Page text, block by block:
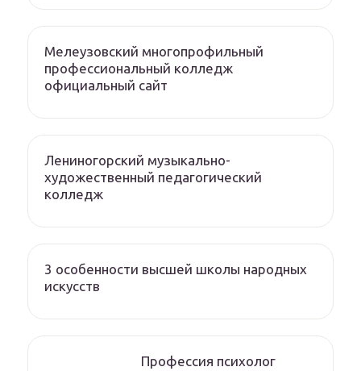
Мелеузовский многопрофильный
профессиональный колледж
официальный сайт
Лениногорский музыкально-
художественный педагогический
колледж
3 особенности высшей школы народных
искусств
Профессия психолог